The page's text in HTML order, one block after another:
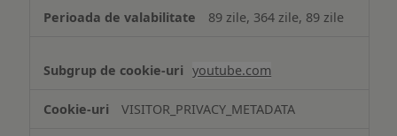
89 zile, 364 zile, 89 zile
youtube.com
VISITOR_PRIVACY_METADATA